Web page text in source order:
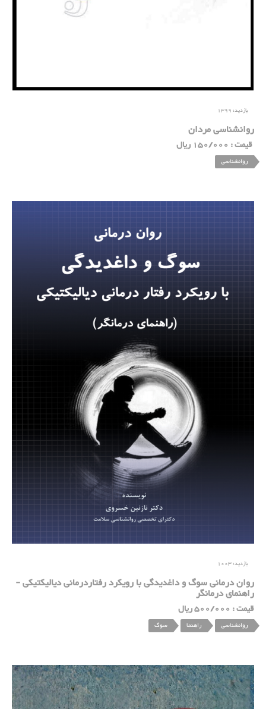
بازدید: 1399
روانشناسی مردان
قیمت : 150/000 ریال
روانشناسی
بازدید:1003
روان درمانی سوگ و داغدیدگی با رویکرد رفتاردرمانی دیالیکتیکی -
راهنمای درمانگر
قیمت : 500/000 ریال
روانشناسی راهنما سوگ